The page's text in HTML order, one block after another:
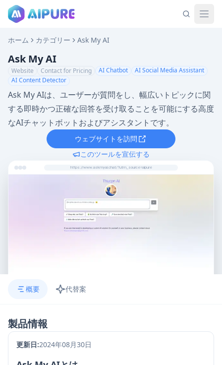
ホーム カテゴリー Ask My AI
Ask My AI
Website Contact for Pricing AI Chatbot
AI Social Media Assistant
AI Content Detector
Ask My AIは、ユーザーが質問をし、幅広いトピックに関
する即時かつ正確な回答を受け取ることを可能にする高度
なAIチャットボットおよびアシスタントです。
ウェブサイトを訪問
このツールを宣伝する
https://www.askmyai.chat/?utm_source=aipure
概要 代替案
製品情報
更新日:2024年08月30日